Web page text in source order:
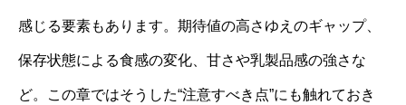
感じる要素もあります。期待値の高さゆえのギャップ、
保存状態による食感の変化、甘さや乳製品感の強さな
ど。この章ではそうした“注意すべき点”にも触れておき